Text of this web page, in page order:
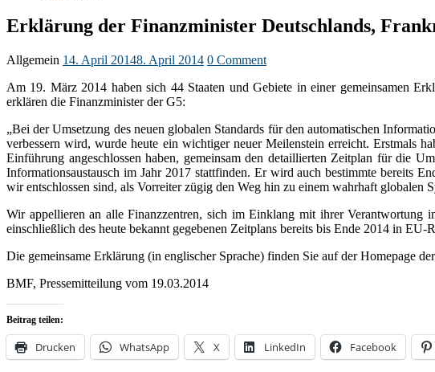
Erklärung der Finanzminister Deutschlands,
Allgemein 14. April 20148. April 2014 0 Comment
Am 19. März 2014 haben sich 44 Staaten und Gebiete in einer gemeinsamen
erklären die Finanzminister der G5:
„Bei der Umsetzung des neuen globalen Standards für den automatischen
verbessern wird, wurde heute ein wichtiger neuer Meilenstein erreicht. Erstmals
Einführung angeschlossen haben, gemeinsam den detaillierten Zeitplan für die
Informationsaustausch im Jahr 2017 stattfinden. Er wird auch bestimmte bereits
wir entschlossen sind, als Vorreiter zügig den Weg hin zu einem wahrhaft
Wir appellieren an alle Finanzzentren, sich im Einklang mit ihrer Verantwortung
einschließlich des heute bekannt gegebenen Zeitplans bereits bis Ende 2014 in EU-
Die gemeinsame Erklärung (in englischer Sprache) finden Sie auf der Homepage
BMF, Pressemitteilung vom 19.03.2014
Beitrag teilen:
Drucken WhatsApp X LinkedIn Facebook